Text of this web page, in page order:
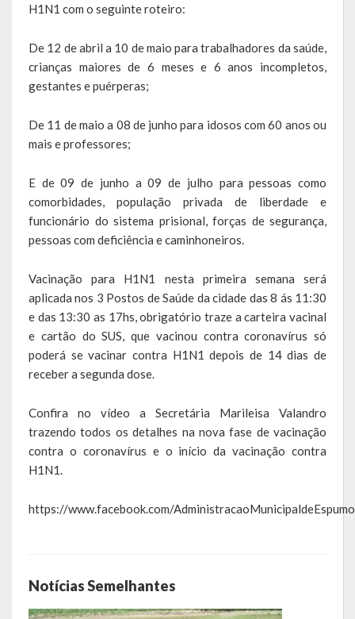
Saúde
Transportes e Trânsito
Geral do Governo
Cultura e Turismo
Hospedagem
Calendário de Eventos
Galeria de Fotos
Vídeos
Publicações
Contratos | Atas | Aditivos
Editais de Licitação
Concurso | Processo Seletivo | COMDICA | Audiência Pública
Orçamento Anual
H1N1 com o seguinte roteiro:
De 12 de abril a 10 de maio para trabalhadores da saúde,
crianças maiores de 6 meses e 6 anos incompletos,
gestantes e puérperas;
De 11 de maio a 08 de junho para idosos com 60 anos ou
mais e professores;
E de 09 de junho a 09 de julho para pessoas como
comorbidades, população privada de liberdade e
funcionário do sistema prisional, forças de segurança,
pessoas com deficiência e caminhoneiros.
Vacinação para H1N1 nesta primeira semana será
aplicada nos 3 Postos de Saúde da cidade das 8 ás 11:30
e das 13:30 as 17hs, obrigatório traze a carteira vacinal
e cartão do SUS, que vacinou contra coronavírus só
poderá se vacinar contra H1N1 depois de 14 dias de
receber a segunda dose.
Confira no vídeo a Secretária Marileisa Valandro
trazendo todos os detalhes na nova fase de vacinação
contra o coronavírus e o início da vacinação contra
H1N1.
https://www.facebook.com/
Notícias Semelhantes